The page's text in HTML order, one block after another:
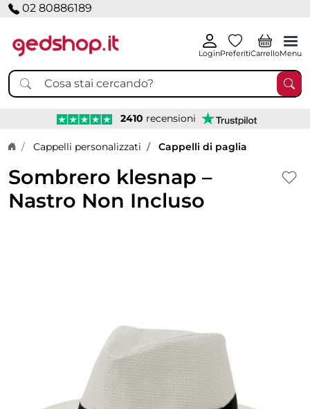
02 80886189
LoginPreferitiCarrelloMenu
2410 recensioni
Home page
Cappelli personalizzati Cappelli di paglia
Sombrero klesnap –
Nastro Non Incluso